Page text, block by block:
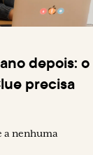
depois: o
precisa
a nenhuma